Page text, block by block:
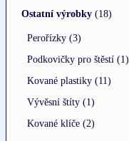
Ostatní výrobky (18)
Perořízky (3)
Podkovičky pro štěstí (1)
Kované plastiky (11)
Vývěsní štíty (1)
Kované klíče (2)